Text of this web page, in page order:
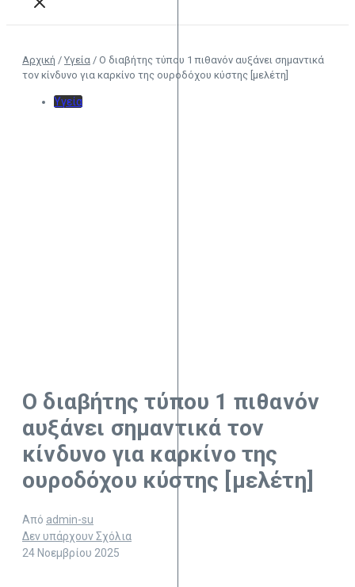
Αρχική / Υγεία / Ο διαβήτης τύπου 1 πιθανόν αυξάνει σημαντικά
τον κίνδυνο για καρκίνο της ουροδόχου κύστης [μελέτη]
Υγεία
Ο διαβήτης τύπου 1 πιθανόν
αυξάνει σημαντικά τον
κίνδυνο για καρκίνο της
ουροδόχου κύστης [μελέτη]
Από admin-su
Δεν υπάρχουν Σχόλια
24 Νοεμβρίου 2025